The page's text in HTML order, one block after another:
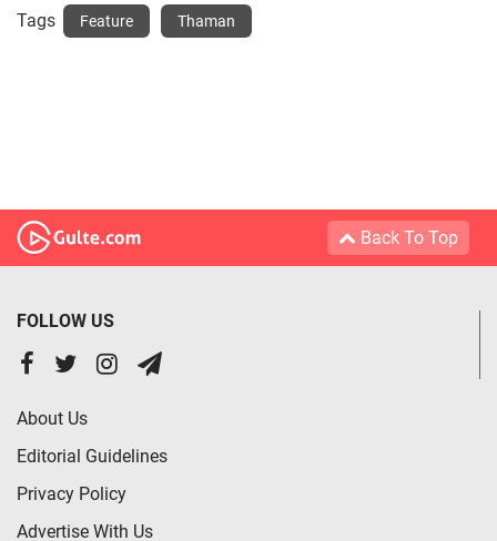
Tags Feature Thaman
Back To Top
FOLLOW US
About Us
Editorial Guidelines
Privacy Policy
Advertise With Us